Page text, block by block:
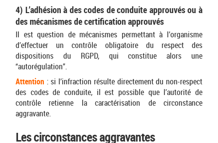
4) L’adhésion à des codes de conduite approuvés ou à
des mécanismes de certification approuvés
Il est question de mécanismes permettant à l’organisme
d’effectuer un contrôle obligatoire du respect des
dispositions du RGPD, qui constitue alors une
“autorégulation”.
Attention : si l’infraction résulte directement du non-respect
des codes de conduite, il est possible que l’autorité de
contrôle retienne la caractérisation de circonstance
aggravante.
Les circonstances aggravantes